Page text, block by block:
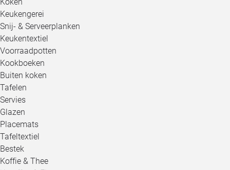
Keukengerei
Snij- & Serveerplanken
Keukentextiel
Voorraadpotten
Kookboeken
Buiten koken
Tafelen
Servies
Glazen
Placemats
Tafeltextiel
Bestek
Koffie & Thee